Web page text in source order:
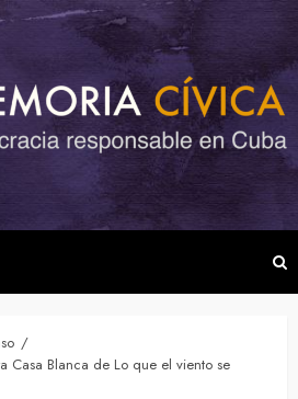
Casa Blanca de Lo que el viento se